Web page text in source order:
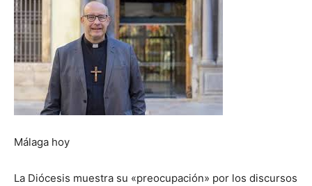
Málaga hoy
La Diócesis muestra su «preocupación» por los discursos